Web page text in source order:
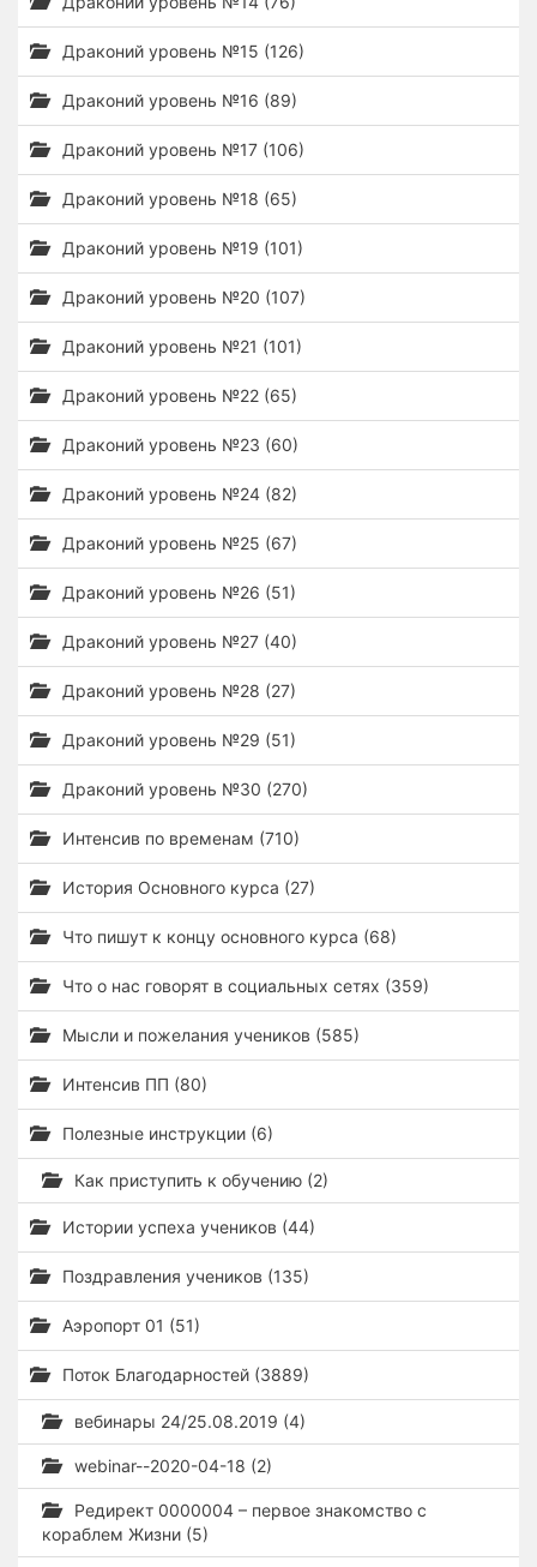
Драконий уровень №15 (126)
Драконий уровень №16 (89)
Драконий уровень №17 (106)
Драконий уровень №18 (65)
Драконий уровень №19 (101)
Драконий уровень №20 (107)
Драконий уровень №21 (101)
Драконий уровень №22 (65)
Драконий уровень №23 (60)
Драконий уровень №24 (82)
Драконий уровень №25 (67)
Драконий уровень №26 (51)
Драконий уровень №27 (40)
Драконий уровень №28 (27)
Драконий уровень №29 (51)
Драконий уровень №30 (270)
Интенсив по временам (710)
История Основного курса (27)
Что пишут к концу основного курса (68)
Что о нас говорят в социальных сетях (359)
Мысли и пожелания учеников (585)
Интенсив ПП (80)
Полезные инструкции (6)
Как приступить к обучению (2)
Истории успеха учеников (44)
Поздравления учеников (135)
Аэропорт 01 (51)
Поток Благодарностей (3889)
вебинары 24/25.08.2019 (4)
webinar--2020-04-18 (2)
Редирект 0000004 – первое знакомство с
кораблем Жизни (5)